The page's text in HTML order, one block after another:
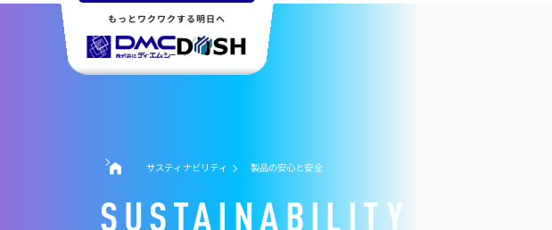
もっとワクワクする明日へ
サスティナビリティ 製品の安心と安全
SUSTAINABILITY